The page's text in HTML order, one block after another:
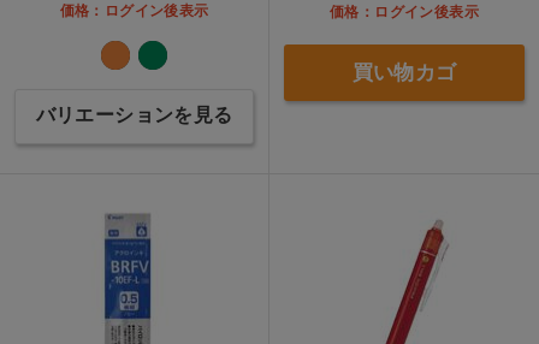
価格：ログイン後表示
バリエーションを見る
価格：ログイン後表示
買い物カゴ